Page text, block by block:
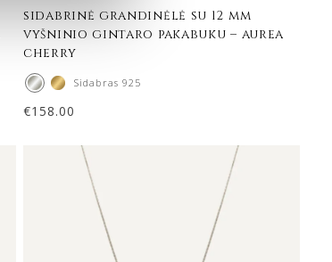
sidabrinė grandinėlė su 12 mm
vyšninio gintaro pakabuku – aurea
cherry
Sidabras 925
€158.00